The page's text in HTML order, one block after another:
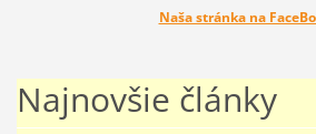
Naša stránka na
Najnovšie články